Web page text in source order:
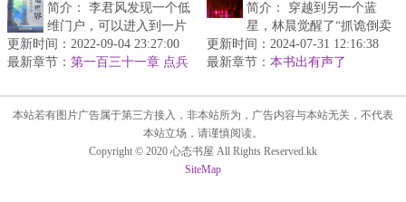
简介： 李君风发现一个低
维门户，可以进入到一片
低维宇宙空间当中，在这
里他拥有神灵的力量，至
更新时间：2022-09-04 23:27:00
最新章节： 第一百三十一章 点兵
万里
简介： 穿越到另一个蓝
星，林晨觉醒了“抓诡倒卖
系统”。可以捕捉诡异，卖
去黑矿洞挖矿，换取神
更新时间：2024-07-31 12:16:38
最新章节： 本书出有声了
本站若有图片广告属于第三方接入，非本站所为，广告内容与本站无关，不代表
本站立场，请谨慎阅读。
Copyright © 2020 心态书屋 All Rights Reserved.kk
SiteMap